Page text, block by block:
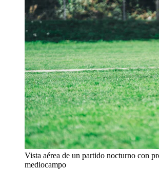
Vista aérea de un partido nocturno con
mediocampo